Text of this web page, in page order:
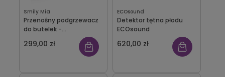
Smily Mia
Przenośny podgrzewacz
do butelek -
bezprzewodowy Smily
Mia
299,00 zł
ECOsound
Detektor tętna płodu
ECOsound
620,00 zł